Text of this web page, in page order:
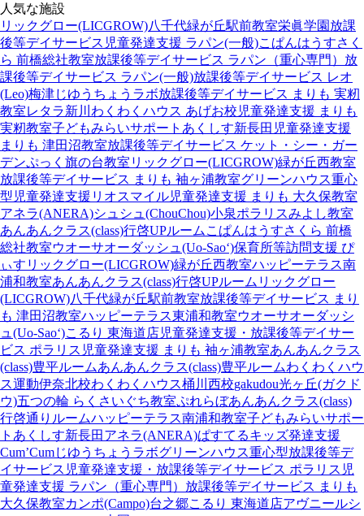
人気な施設
リックグロー(LICGROW)八千代緑が丘駅前教室栄眞学園放課
後等デイサービス 児童発達支援 ラパン(一般)こぱんはうすさく
ら 前橋総社教室放課後等デイサービス ラパン（重心専門） 放
課後等デイサービス ラパン(一般)放課後等デイサービス レオ
(Leo)梅津じゆうちょうラボ放課後等デイサービス まりも 実籾
教室レタラ新川 わくわくハウス あげお校 児童発達支援 まりも
実籾教室子どもみらいサポートあくしす新長田 児童発達支援
まりも 津田沼教室放課後等デイサービス ケット・シー・ガー
デンぷっく旗の台教室 リックグロー(LICGROW)緑が丘西教室
放課後等デイサービス まりも 袖ヶ浦教室グリーンハウス重心
型児童発達支援 リオスマイル児童発達支援 まりも 大久保教室
アネラ(ANERA)シュシュ(ChouChou)小泉ポラリスみよし教室
あんあんクラス(class)行啓UPルーム こぱんはうすさくら 前橋
総社教室ウオーサオーダッシュ(Uo-Sao‘)保育所等訪問支援 ぴ
ぃす リックグロー(LICGROW)緑が丘西教室ハッピーテラス南
浦和教室あんあんクラス(class)行啓UPルーム リックグロー
(LICGROW)八千代緑が丘駅前教室放課後等デイサービス まり
も 津田沼教室ハッピーテラス東浦和教室ウオーサオーダッシ
ュ(Uo-Sao‘)こるり 東海道店児童発達支援・放課後等デイサー
ビス ポラリス 児童発達支援 まりも 袖ヶ浦教室あんあんクラス
(class)豊平ルームあんあんクラス(class)豊平ルームわくわくハウ
ス運動伊奈北校わくわくハウス桶川西校gakudou光ヶ丘(ガクド
ウ)五つの輪 らくさいぐち教室ぷれらぼあんあんクラス(class)
行啓通りルームハッピーテラス南浦和教室子どもみらいサポー
トあくしす新長田 アネラ(ANERA)ぱすてるキッズ発達支援
Cum’Cumじゆうちょうラボグリーンハウス重心型放課後等デ
イサービス 児童発達支援・放課後等デイサービス ポラリス 児
童発達支援 ラパン（重心専門） 放課後等デイサービス まりも
大久保教室カンポ(Campo)台之郷こるり 東海道店アヴニールシ